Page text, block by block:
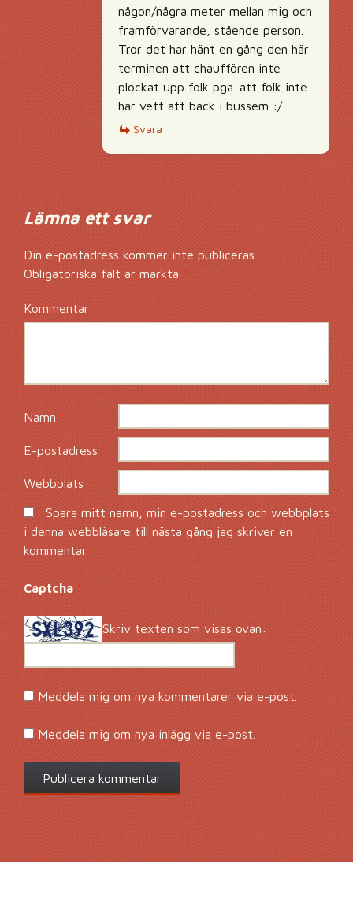
någon/några meter mellan mig och
framförvarande, stående person.
Tror det har hänt en gång den här
terminen att chauffören inte
plockat upp folk pga. att folk inte
har vett att back i bussem :/
Svara
Lämna ett svar
Din e-postadress kommer inte publiceras.
Obligatoriska fält är märkta*
Kommentar*
Namn *
E-postadress*
Webbplats
Spara mitt namn, min e-postadress och webbplats
i denna webbläsare till nästa gång jag skriver en
kommentar.
Captcha*
Skriv texten som visas ovan:
Meddela mig om nya kommentarer via e-post.
Meddela mig om nya inlägg via e-post.